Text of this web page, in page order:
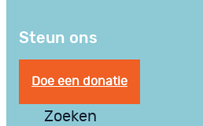
Steun ons
Doe een donatie
Zoeken